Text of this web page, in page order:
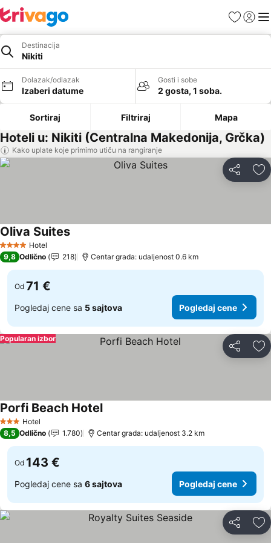
FavoritiPrijavi
Destinacija
Nikiti
Dolazak/odlazak
Izaberi datume
Gosti i sobe
2 gosta, 1 soba.
Sortiraj Filtriraj Mapa
Hoteli u: Nikiti (Centralna Makedonija, Grčka)
Kako uplate koje primimo utiču na rangiranje
Deli
4 ZvezdiceHotel
Oliva SuitesPogledaj cene
9,8 Odlično 218 Centar grada: udaljenost 0.6 km
Od 71 €
Pogledaj cene sa 5 sajtova Pogledaj cene
Deli
Popularan izbor
3 Zvezdice
Hotel
Porfi Beach HotelPogledaj cene
8,5 Odlično 1.780 Centar grada: udaljenost 3.2 km
Od 143 €
Pogledaj cene sa 6 sajtova Pogledaj cene
Deli